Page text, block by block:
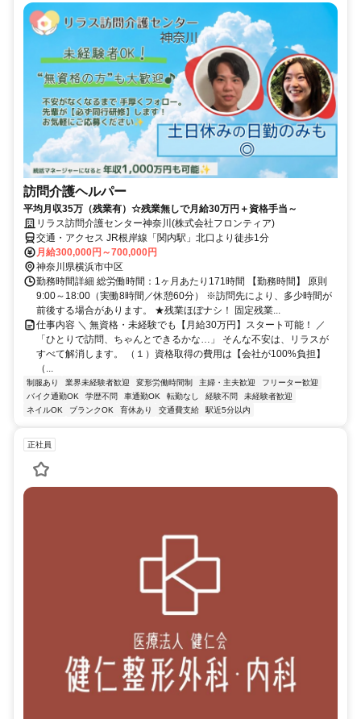
訪問介護ヘルパー
平均月収35万（残業有）☆残業無しで月給30万円＋資格手当～
リラス訪問介護センター神奈川(株式会社フロンティア)
交通・アクセス JR根岸線「関内駅」北口より徒歩1分
月給300,000円～700,000円
神奈川県横浜市中区
勤務時間詳細 総労働時間：1ヶ月あたり171時間 【勤務時間】 原則
9:00～18:00（実働8時間／休憩60分） ※訪問先により、多少時間が
前後する場合があります。 ★残業ほぼナシ！ 固定残業...
仕事内容 ＼ 無資格・未経験でも【月給30万円】スタート可能！ ／
「ひとりで訪問、ちゃんとできるかな…」 そんな不安は、リラスが
すべて解消します。 （１）資格取得の費用は【会社が100%負担】
（...
制服あり 業界未経験者歓迎 変形労働時間制 主婦・主夫歓迎
フリーター歓迎
バイク通勤OK
学歴不問 車通勤OK 転勤なし 経験不問
未経験者歓迎
ネイルOK
ブランクOK 育休あり 交通費支給 駅近5分以内
正社員